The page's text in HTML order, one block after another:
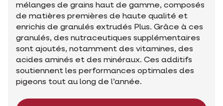
mélanges de grains haut de gamme, composés
de matières premières de haute qualité et
enrichis de granulés extrudés Plus. Grâce à ces
granulés, des nutraceutiques supplémentaires
sont ajoutés, notamment des vitamines, des
acides aminés et des minéraux. Ces additifs
soutiennent les performances optimales des
pigeons tout au long de l’année.